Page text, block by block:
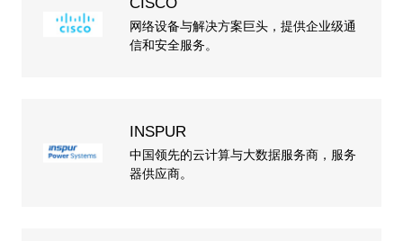
网络设备与解决方案巨头，提供企业级通
信和安全服务。
INSPUR
中国领先的云计算与大数据服务商，服务
器供应商。